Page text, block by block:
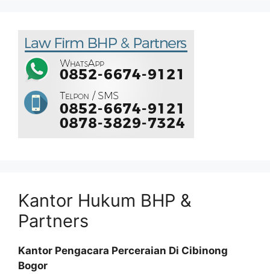
Kantor Hukum BHP &
Partners
Kantor Pengacara Perceraian Di Cibinong
Bogor